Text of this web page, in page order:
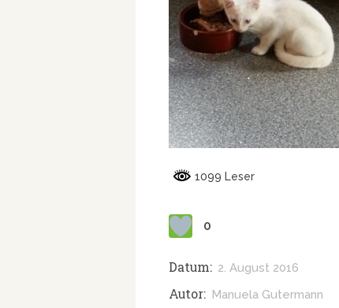
1099 Leser
0
Datum: 2. August 2016
Autor: Manuela Gutermann